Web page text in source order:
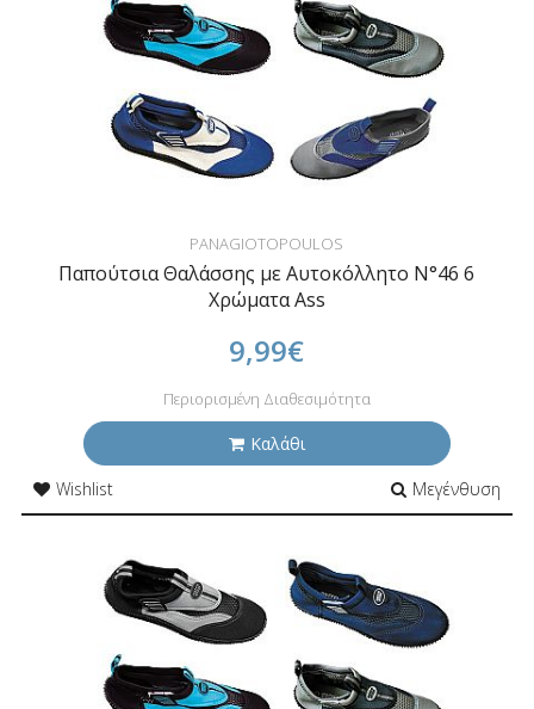
PANAGIOTOPOULOS
Παπούτσια Θαλάσσης με Αυτοκόλλητο N°46 6
Χρώματα Ass
9,99€
Περιορισμένη Διαθεσιμότητα
Καλάθι
Wishlist
Μεγένθυση